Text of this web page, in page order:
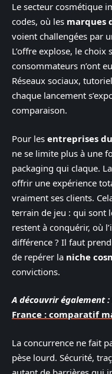
Le secteur cosmétique
codes, où les marques
voient challengées par
L’offre explose, le
consommateurs n’ont
Réseaux sociaux,
chaque lancement
comparaison.
Pour les entreprises
ne se limite plus à une
packaging qui claque. La
offrir une expérience
vraiment ses clients.
terrain de jeu : qui sont
restent à conquérir, où
différence ? Il faut
de repérer la niche
convictions.
A découvrir également :
France : comparatif
La concurrence ne fait
pèse lourd. Sécurité,